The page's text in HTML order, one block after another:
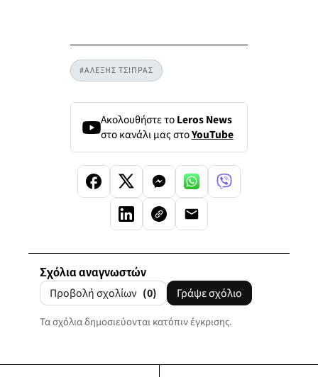
#ΑΛΕΞΗΣ ΤΣΙΠΡΑΣ
Ακολουθήστε τοLeros News
στο κανάλι μας στοYouTube
Σχόλια αναγνωστών
Προβολή σχολίων (0) Γράψε σχόλιο
Τα σχόλια δημοσιεύονται κατόπιν έγκρισης.